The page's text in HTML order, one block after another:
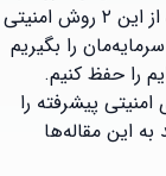
Dead Man’s Switch است. با استفاده از این ۲ روش امنیتی
را بگیریم
را حفظ کنیم.
پیشرفته را
این مقاله‌ها